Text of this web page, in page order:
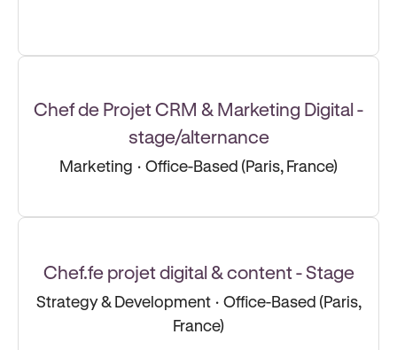
Chef de Projet CRM & Marketing Digital -
stage/alternance
Marketing · Office-Based (Paris, France)
Chef.fe projet digital & content - Stage
Strategy & Development · Office-Based (Paris,
France)